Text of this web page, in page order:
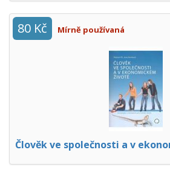
80 Kč Mírně používaná
Člověk ve společnosti a v